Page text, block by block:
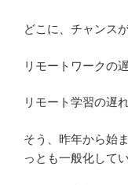
どこに、チャンス
リモートワークの遅
リモート学習の遅れ
そう、昨年から始
っとも一般化して